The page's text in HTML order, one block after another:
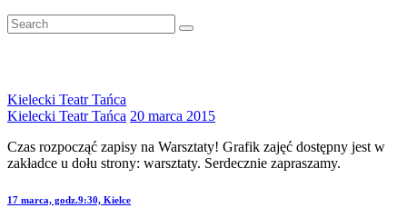
Kielecki Teatr Tańca
Kielecki Teatr Tańca 20 marca 2015
Czas rozpocząć zapisy na Warsztaty! Grafik zajęć dostępny jest w
zakładce u dołu strony: warsztaty. Serdecznie zapraszamy.
Nawigacja
prev
17 marca, godz.9:30, Kielce